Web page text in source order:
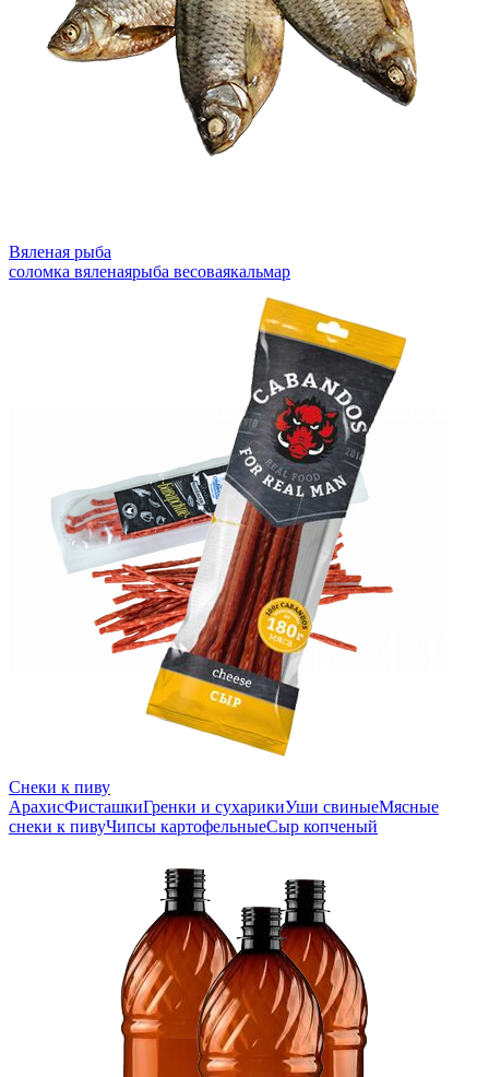
Вяленая рыба
соломка вяленаярыба весоваякальмар
Снеки к пиву
АрахисФисташкиГренки и сухарикиУши свиныеМясные
снеки к пивуЧипсы картофельныеСыр копченый